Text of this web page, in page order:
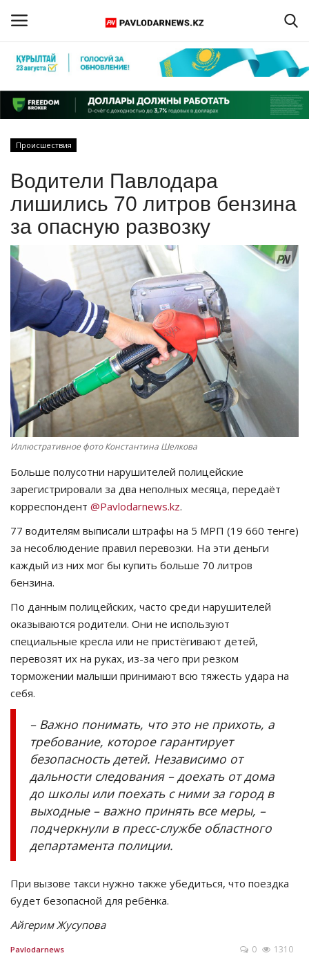
Регистрация
Главная
ПАВЛОДАРСКАЯ ОБЛАСТЬ
КАЗАХСТАН
МИР
СПЕЦПРОЕКТЫ
СПОРТ
Чек-лист
РАЗВЛЕЧЕНИЯ
OFFICIAL
Курултай
Язык
Қазақша Русский
Происшествия
Водители Павлодара
лишились 70 литров бензина
за опасную развозку
Иллюстративное фото Константина Шелкова
Больше полусотни нарушителей полицейские
зарегистрировали за два неполных месяца, передаёт
корреспондент @Pavlodarnews.kz.
77 водителям выписали штрафы на 5 МРП (19 660 тенге)
за несоблюдение правил перевозки. На эти деньги
каждый из них мог бы купить больше 70 литров
бензина.
По данным полицейских, часто среди нарушителей
оказываются родители. Они не используют
специальные кресла или не пристёгивают детей,
перевозят их на руках, из-за чего при резком
торможении малыши принимают всю тяжесть удара на
себя.
– Важно понимать, что это не прихоть, а
требование, которое гарантирует
безопасность детей. Независимо от
дальности следования – доехать от дома
до школы или поехать с ними за город в
выходные – важно принять все меры, –
подчеркнули в пресс-службе областного
департамента полиции.
При вызове такси нужно также убедиться, что поездка
будет безопасной для ребёнка.
Айгерим Жусупова
Pavlodarnews 0 1310